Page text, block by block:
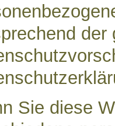
der
Sie diese